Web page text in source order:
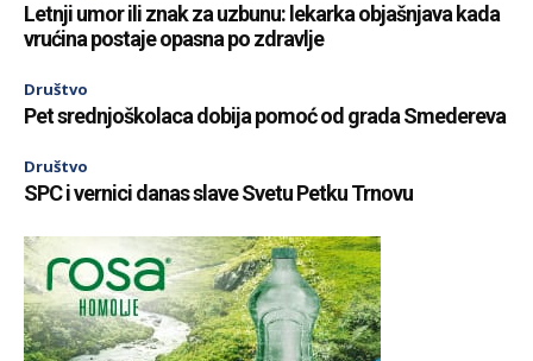
Letnji umor ili znak za uzbunu: lekarka objašnjava kada
vrućina postaje opasna po zdravlje
Društvo
Pet srednjoškolaca dobija pomoć od grada Smedereva
Društvo
SPC i vernici danas slave Svetu Petku Trnovu